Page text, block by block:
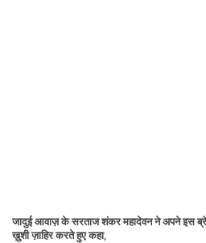
जादुई आवाज़ के सरताज शंकर महादेवन ने अपने इस
ख़ुशी ज़ाहिर करते हुए कहा,